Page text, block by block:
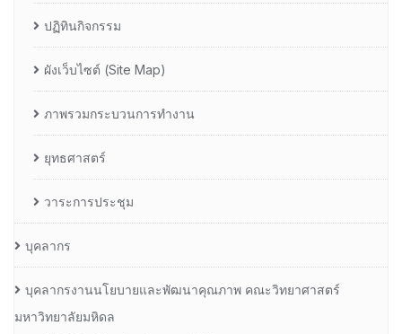
ปฏิทินกิจกรรม
ผังเว็บไซต์ (Site Map)
ภาพรวมกระบวนการทำงาน
ยุทธศาสตร์
วาระการประชุม
บุคลากร
บุคลากรงานนโยบายและพัฒนาคุณภาพ คณะวิทยาศาสตร์
มหาวิทยาลัยมหิดล